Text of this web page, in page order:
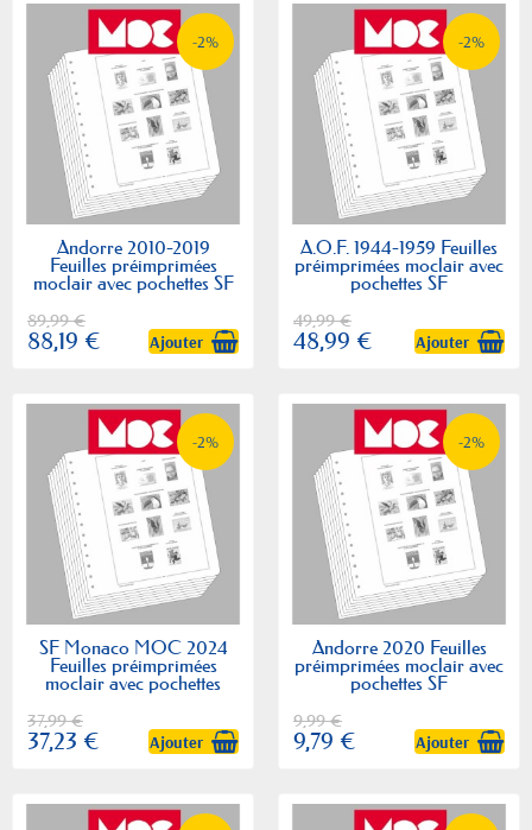
-2%
Andorre 2010-2019
Feuilles préimprimées
moclair avec pochettes SF
89,99 €
88,19 € Ajouter
-2%
A.O.F. 1944-1959 Feuilles
préimprimées moclair avec
pochettes SF
49,99 €
48,99 € Ajouter
-2%
SF Monaco MOC 2024
Feuilles préimprimées
moclair avec pochettes
37,99 €
37,23 € Ajouter
-2%
Andorre 2020 Feuilles
préimprimées moclair avec
pochettes SF
9,99 €
9,79 € Ajouter